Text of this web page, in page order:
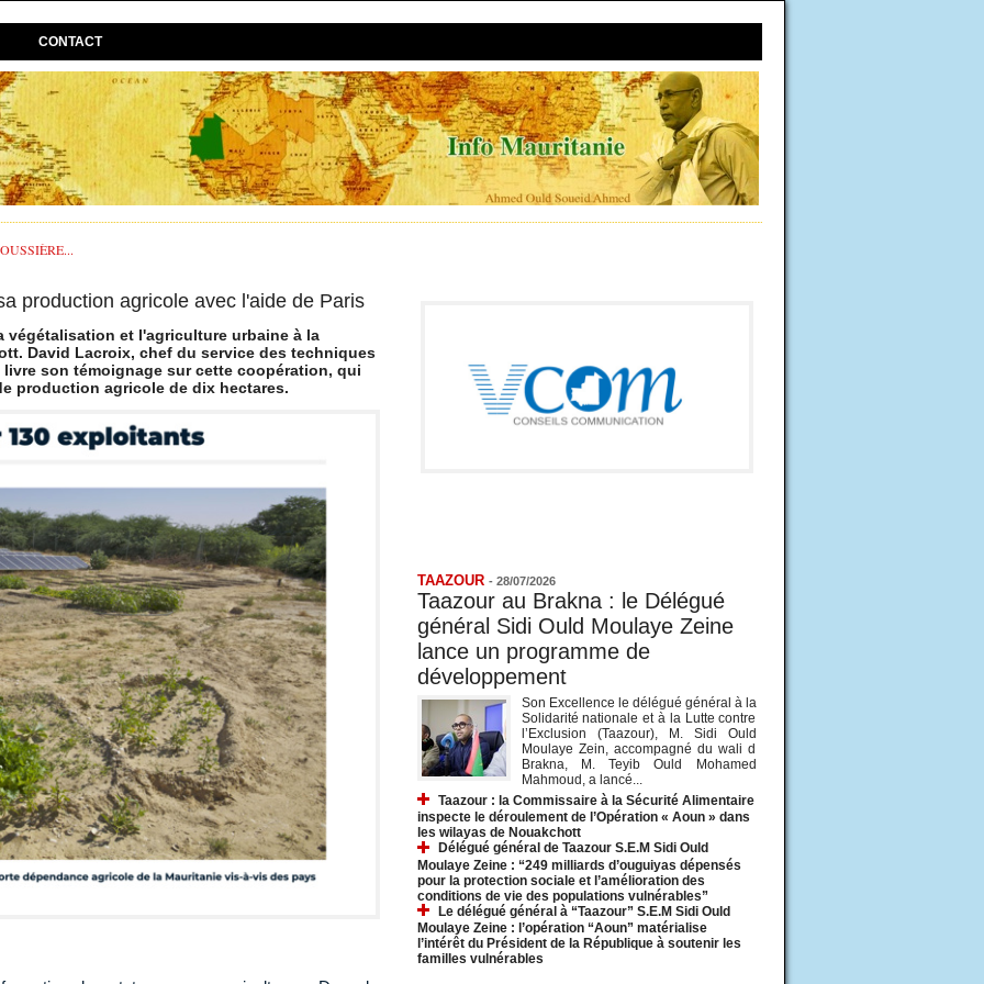
CONTACT
production agricole avec l'aide de Paris
végétalisation et l'agriculture urbaine à la
David Lacroix, chef du service des techniques
son témoignage sur cette coopération, qui
production agricole de dix hectares.
TAAZOUR - 28/07/2026
Taazour au Brakna : le Délégué
général Sidi Ould Moulaye Zeine
lance un programme de
développement
Son Excellence le délégué général à la
Solidarité nationale et à la Lutte contre
l’Exclusion (Taazour), M. Sidi Ould
Moulaye Zein, accompagné du wali d
Brakna, M. Teyib Ould Mohamed
Mahmoud, a lancé...
Taazour : la Commissaire à la Sécurité Alimentaire
inspecte le déroulement de l’Opération « Aoun » dans
les wilayas de Nouakchott
Délégué général de Taazour S.E.M Sidi Ould
Moulaye Zeine : “249 milliards d’ouguiyas dépensés
pour la protection sociale et l’amélioration des
conditions de vie des populations vulnérables”
Le délégué général à “Taazour” S.E.M Sidi Ould
Moulaye Zeine : l’opération “Aoun” matérialise
l’intérêt du Président de la République à soutenir les
familles vulnérables